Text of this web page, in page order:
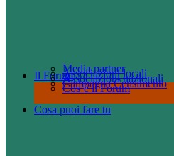
Il Forum
Cos’è il Forum
Campagna Censimento
Associazioni nazionali
Associazioni locali
Media partner
Cosa puoi fare tu